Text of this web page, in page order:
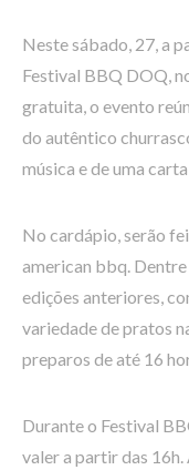
Neste sábado, 27, a
Festival BBQ DOQ,
gratuita, o evento
do autêntico
música e de uma
No cardápio, serão
american bbq.
edições anteriores,
variedade de pratos
preparos de até 16
Durante o Festival
valer a partir das